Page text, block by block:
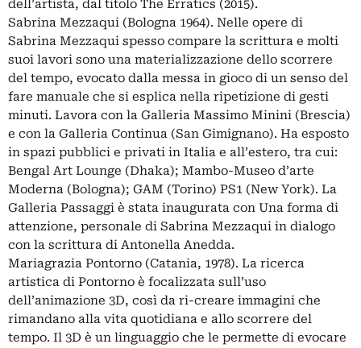
dell’artista, dal titolo The Erratics (2015).
Sabrina Mezzaqui (Bologna 1964). Nelle opere di
Sabrina Mezzaqui spesso compare la scrittura e molti
suoi lavori sono una materializzazione dello scorrere
del tempo, evocato dalla messa in gioco di un senso del
fare manuale che si esplica nella ripetizione di gesti
minuti. Lavora con la Galleria Massimo Minini (Brescia)
e con la Galleria Continua (San Gimignano). Ha esposto
in spazi pubblici e privati in Italia e all’estero, tra cui:
Bengal Art Lounge (Dhaka); Mambo-Museo d’arte
Moderna (Bologna); GAM (Torino) PS1 (New York). La
Galleria Passaggi è stata inaugurata con Una forma di
attenzione, personale di Sabrina Mezzaqui in dialogo
con la scrittura di Antonella Anedda.
Mariagrazia Pontorno (Catania, 1978). La ricerca
artistica di Pontorno è focalizzata sull’uso
dell’animazione 3D, così da ri-creare immagini che
rimandano alla vita quotidiana e allo scorrere del
tempo. Il 3D è un linguaggio che le permette di evocare